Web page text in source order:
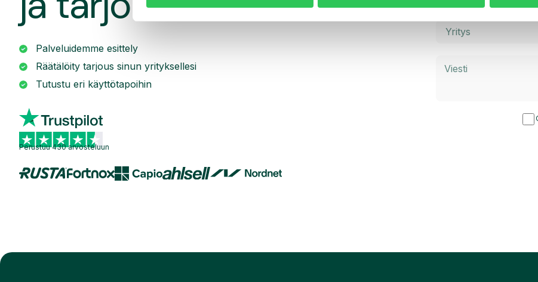
Palveluidemme esittely
Räätälöity tarjous sinun yrityksellesi
Tutustu eri käyttötapoihin
Perustuu 430 arvosteluun